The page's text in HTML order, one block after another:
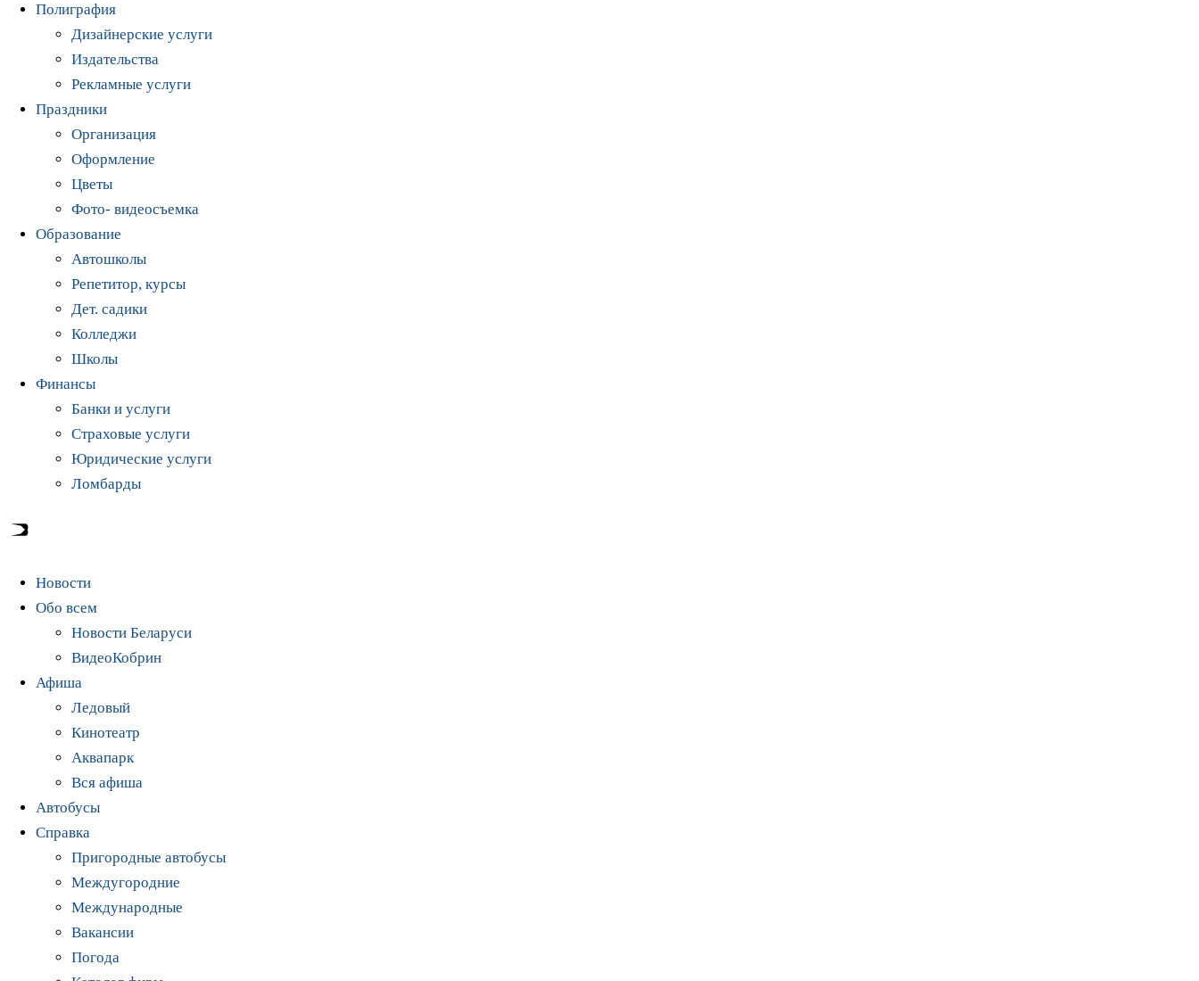
Полиграфия
Дизайнерские услуги
Издательства
Рекламные услуги
Праздники
Организация
Оформление
Цветы
Фото- видеосъемка
Образование
Автошколы
Репетитор, курсы
Дет. садики
Колледжи
Школы
Финансы
Банки и услуги
Страховые услуги
Юридические услуги
Ломбарды
Новости
Обо всем
Новости Беларуси
ВидеоКобрин
Афиша
Ледовый
Кинотеатр
Аквапарк
Вся афиша
Автобусы
Справка
Пригородные автобусы
Междугородние
Международные
Вакансии
Погода